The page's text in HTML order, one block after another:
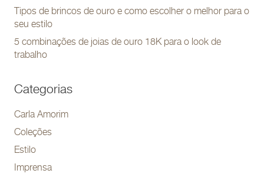
Tipos de brincos de ouro e como escolher o melhor para o
seu estilo
5 combinações de joias de ouro 18K para o look de
trabalho
Categorias
Carla Amorim
Coleções
Estilo
Imprensa